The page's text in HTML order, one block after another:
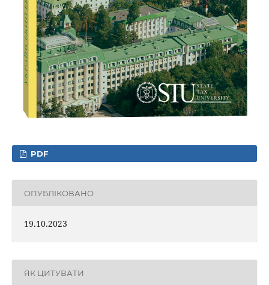
PDF
ОПУБЛІКОВАНО
19.10.2023
ЯК ЦИТУВАТИ